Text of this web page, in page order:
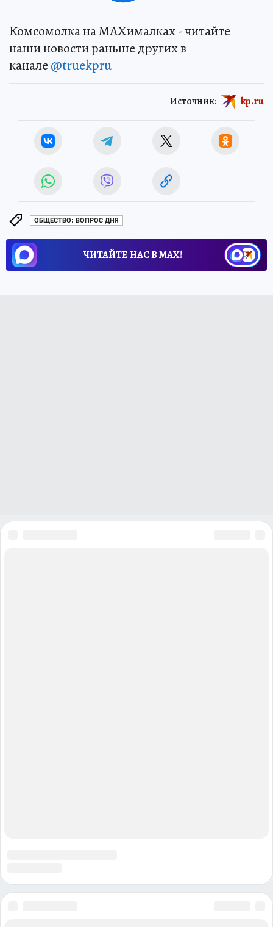
Комсомолка на MAXималках - читайте
наши новости раньше других в
канале @truekpru
Источник: kp.ru
ОБЩЕСТВО: ВОПРОС ДНЯ
ЧИТАЙТЕ НАС В МАХ!